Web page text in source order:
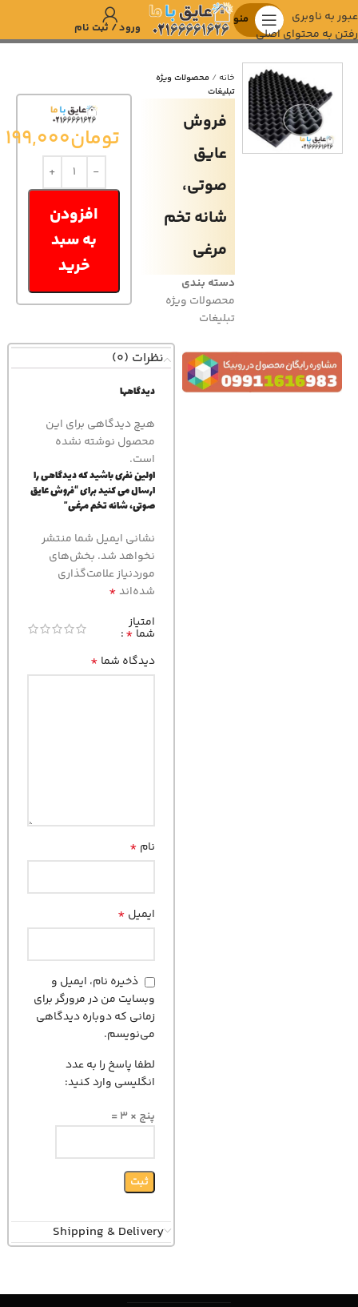
عبور به ناوبری
رفتن به محتوای اصلی
منو
ورود / ثبت نام
تومان199,000
افزودن
به سبد
خرید
خانه
محصولات ویژه
تبلیغات
فروش
عایق
صوتی،
شانه تخم
مرغی
دسته بندی
محصولات ویژه
تبلیغات
نظرات (0)
دیدگاهها
هیچ دیدگاهی برای این
محصول نوشته نشده
است.
اولین نفری باشید که دیدگاهی را
ارسال می کنید برای “فروش عایق
صوتی، شانه تخم مرغی”
نشانی ایمیل شما منتشر
نخواهد شد. بخش‌های
موردنیاز علامت‌گذاری
شده‌اند*
امتیاز
شما *
دیدگاه شما *
نام *
ایمیل *
ذخیره نام، ایمیل و
وبسایت من در مرورگر برای
زمانی که دوباره دیدگاهی
می‌نویسم.
لطفا پاسخ را به عدد
انگلیسی وارد کنید:
پنج × 3 =
Shipping & Delivery